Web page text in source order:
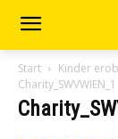
Start
Kinder
Charity_SWVWIEN_1